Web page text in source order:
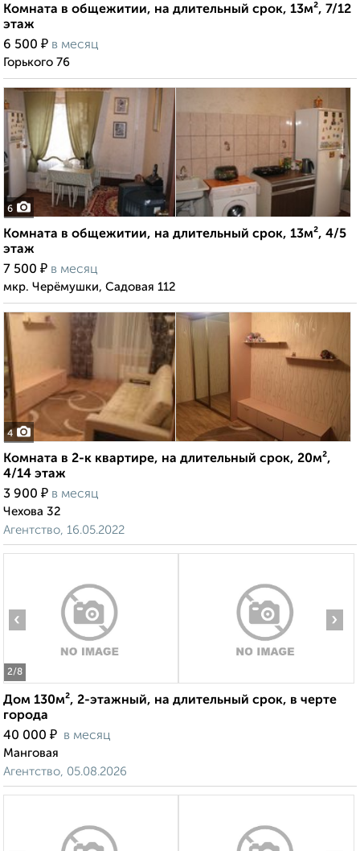
Комната в общежитии, на длительный срок, 13м², 7/12
этаж
6 500 ₽ в месяц
Горького 76
6
Комната в общежитии, на длительный срок, 13м², 4/5
этаж
7 500 ₽ в месяц
мкр. Черёмушки, Садовая 112
4
Комната в 2-к квартире, на длительный срок, 20м²,
4/14 этаж
3 900 ₽ в месяц
Чехова 32
Агентство, 16.05.2022
2/8
‹ ›
Дом 130м², 2-этажный, на длительный срок, в черте
города
40 000 ₽ в месяц
Манговая
Агентство, 05.08.2026